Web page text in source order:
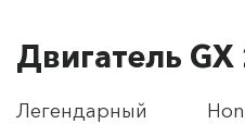
Двигатель GX
Легендарный